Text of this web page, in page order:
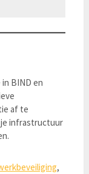
BIND en
af te
je infrastructuur
,